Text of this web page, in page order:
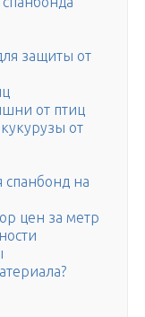
защиты от
от птиц
от
спанбонд на
цен за метр